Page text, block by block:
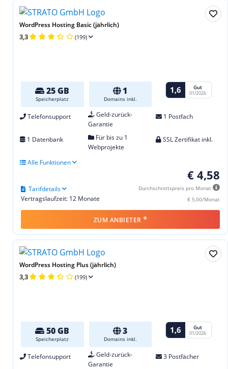
WordPress Hosting Basic (jährlich)
3,3 (199)
25 GB
Speicherplatz
1
Domains inkl.
1,6 Gut
01/2026
Telefonsupport
Geld-zurück-
Garantie
1 Postfach
1 Datenbank
Für bis zu 1
Webprojekte
SSL Zertifikat inkl.
Alle Funktionen
€ 4,58
Durchschnittspreis pro Monat
€ 5,00/Monat
Vertragslaufzeit: 12 Monate
Tarifdetails
ZUM ANBIETER *
WordPress Hosting Plus (jährlich)
3,3 (199)
50 GB
Speicherplatz
3
Domains inkl.
1,6 Gut
01/2026
Telefonsupport
Geld-zurück-
Garantie
3 Postfächer